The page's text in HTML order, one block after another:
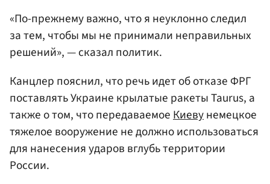
«По-прежнему важно, что я неуклонно следил
за тем, чтобы мы не принимали неправильных
решений», — сказал политик.
Канцлер пояснил, что речь идет об отказе ФРГ
поставлять Украине крылатые ракеты Taurus, а
также о том, что передаваемое Киевунемецкое
тяжелое вооружение не должно использоваться
для нанесения ударов вглубь территории
России.